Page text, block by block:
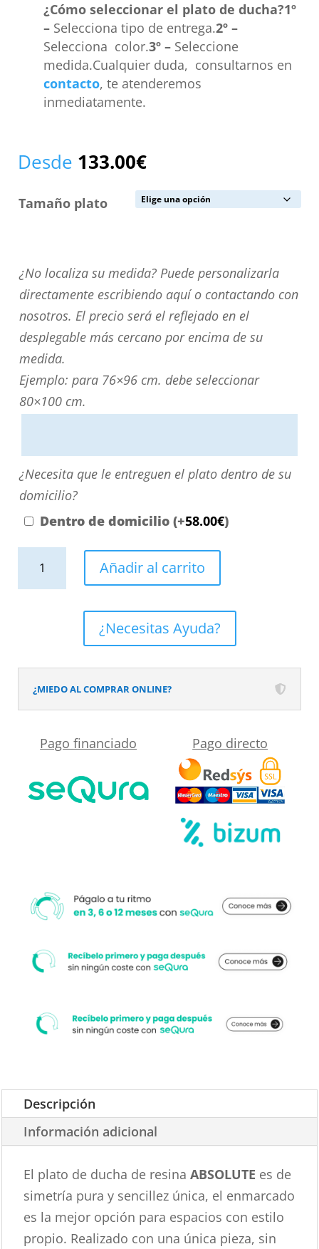
¿Cómo seleccionar el plato de ducha?1º
–Selecciona tipo de entrega.2º –
Selecciona color.3º –Seleccione
medida.Cualquier duda, consultarnos en
contacto, te atenderemos
inmediatamente.
Desde 133.00€
Tamaño plato
¿No
localiza
su
medida?
Puede
personalizarla
directamente
contactando
nosotros.
El
precio
será
desplegable
cercano
su
¿No localiza su medida? Puede personalizarla
directamente escribiendo aquí o contactando con
nosotros. El precio será el reflejado en el
desplegable más cercano por encima de su
medida.
Ejemplo: para 76×96 cm. debe seleccionar
80×100 cm.
¿Necesita
que
le
domicilio?
¿Necesita que le entreguen el plato dentro de su
domicilio?
Dentro de domicilio (+58.00€)
-
colores
a
pizarra
Rejilla
termolacada
Añadir al carrito
¿Necesitas Ayuda?
¿MIEDO AL COMPRAR ONLINE?
Pago financiado Pago directo
Descripción
Información adicional
El plato de ducha de resinaABSOLUTE es de
simetría pura y sencillez única, el enmarcado
es la mejor opción para espacios con estilo
propio. Realizado con una única pieza, sin